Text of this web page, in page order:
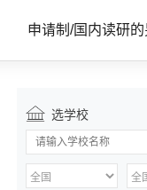
申请制/国内读研
选学校